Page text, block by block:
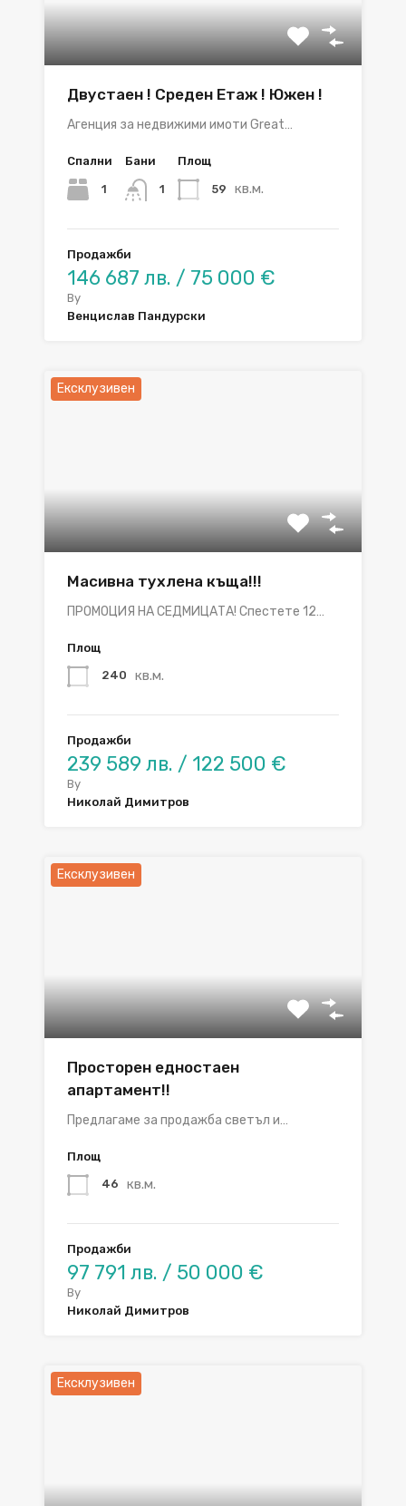
Двустаен ! Среден Етаж ! Южен !
Агенция за недвижими имоти Great…
Спални
1
Бани
1
Площ
59 кв.м.
Продажби
146 687 лв. / 75 000 €
By
Венцислав Пандурски
Ексклузивен
Масивна тухлена къща!!!
ПРОМОЦИЯ НА СЕДМИЦАТА! Спестете 12…
Площ
240 кв.м.
Продажби
239 589 лв. / 122 500 €
By
Николай Димитров
Ексклузивен
Просторен едностаен
апартамент!!
Предлагаме за продажба светъл и…
Площ
46 кв.м.
Продажби
97 791 лв. / 50 000 €
By
Николай Димитров
Ексклузивен